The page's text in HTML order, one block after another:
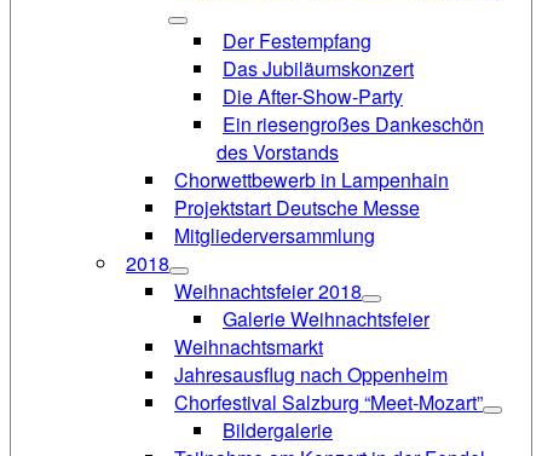
Der Festempfang
Das Jubiläumskonzert
Die After-Show-Party
Ein riesengroßes Dankeschön
des Vorstands
Chorwettbewerb in Lampenhain
Projektstart Deutsche Messe
Mitgliederversammlung
2018
Weihnachtsfeier 2018
Galerie Weihnachtsfeier
Weihnachtsmarkt
Jahresausflug nach Oppenheim
Chorfestival Salzburg “Meet-Mozart”
Bildergalerie